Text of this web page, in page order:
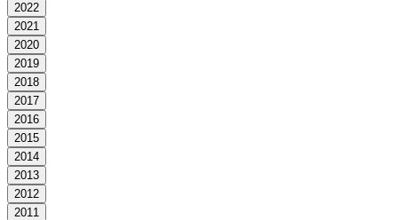
2022
2021
2020
2019
2018
2017
2016
2015
2014
2013
2012
2011